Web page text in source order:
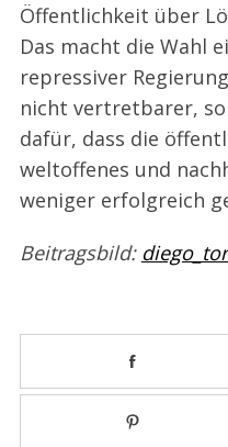
Öffentlichkeit über
Das macht die Wahl
repressiver
nicht vertretbarer,
dafür, dass die
weltoffenes und
weniger erfolgreich
Beitragsbild: